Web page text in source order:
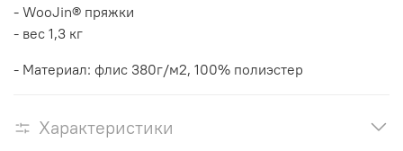
- WooJin® пряжки
- вес 1,3 кг
- Материал: флис 380г/м2, 100% полиэстер
Характеристики